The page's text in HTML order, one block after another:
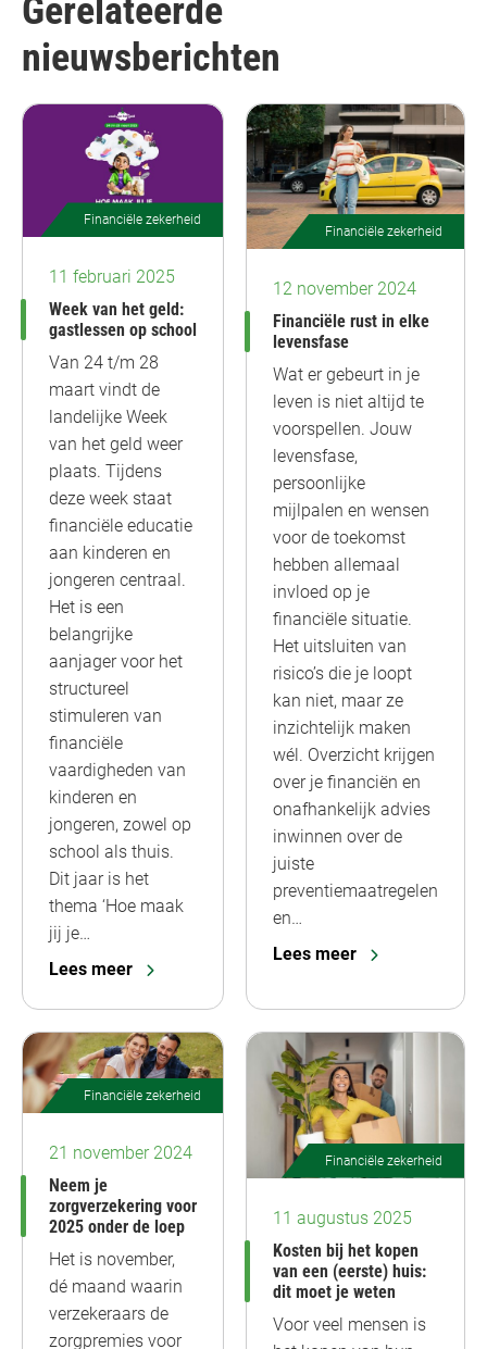
Gerelateerde
nieuwsberichten
Financiële zekerheid
11 februari 2025
Week van het geld:
gastlessen op school
Van 24 t/m 28
maart vindt de
landelijke Week
van het geld weer
plaats. Tijdens
deze week staat
financiële educatie
aan kinderen en
jongeren centraal.
Het is een
belangrijke
aanjager voor het
structureel
stimuleren van
financiële
vaardigheden van
kinderen en
jongeren, zowel op
school als thuis.
Dit jaar is het
thema ‘Hoe maak
jij je…
Lees meer
Financiële zekerheid
12 november 2024
Financiële rust in elke
levensfase
Wat er gebeurt in je
leven is niet altijd te
voorspellen. Jouw
levensfase,
persoonlijke
mijlpalen en wensen
voor de toekomst
hebben allemaal
invloed op je
financiële situatie.
Het uitsluiten van
risico’s die je loopt
kan niet, maar ze
inzichtelijk maken
wél. Overzicht krijgen
over je financiën en
onafhankelijk advies
inwinnen over de
juiste
preventiemaatregelen
en…
Lees meer
Financiële zekerheid
21 november 2024
Neem je
zorgverzekering voor
2025 onder de loep
Het is november,
dé maand waarin
verzekeraars de
zorgpremies voor
Financiële zekerheid
11 augustus 2025
Kosten bij het kopen
van een (eerste) huis:
dit moet je weten
Voor veel mensen is